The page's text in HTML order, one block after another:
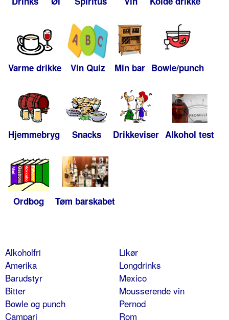
Varme drikke Vin Quiz Min bar Bowle/punch
Hjemmebryg Snacks Drikkeviser Alkohol test
Ordbog Tøm barskabet
Alkoholfri
Amerika
Barudstyr
Bitter
Bowle og punch
Campari
Likør
Longdrinks
Mexico
Mousserende vin
Pernod
Rom